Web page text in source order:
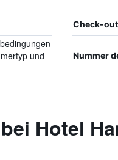
Check-
und
Nummer
Hotel